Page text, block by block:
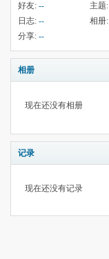
好友: -- 主题:
日志: -- 相册:
分享: --
相册
现在还没有相册
记录
现在还没有记录